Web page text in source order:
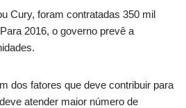
Cury, foram contratadas 350 mil
2016, o governo prevê a
dos fatores que deve contribuir para
atender maior número de